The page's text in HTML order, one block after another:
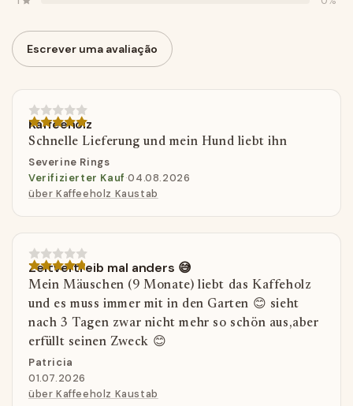
Escrever uma avaliação
Kaffeeholz
Schnelle Lieferung und mein Hund liebt ihn
Severine Rings
Verifizierter Kauf·04.08.2026
über Kaffeeholz Kaustab
Zeitvertreib mal anders 😅
Mein Mäuschen (9 Monate) liebt das Kaffeholz
und es muss immer mit in den Garten 😊 sieht
nach 3 Tagen zwar nicht mehr so schön aus,aber
erfüllt seinen Zweck 😊
Patricia
01.07.2026
über Kaffeeholz Kaustab